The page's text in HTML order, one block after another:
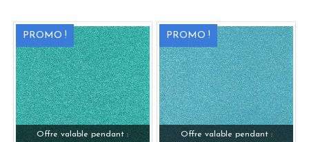
PROMO !
Offre valable pendant :
PROMO !
Offre valable pendant :